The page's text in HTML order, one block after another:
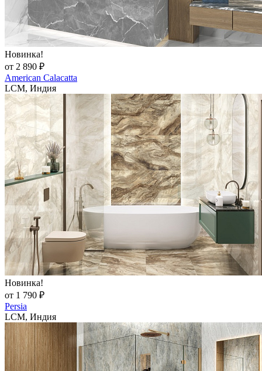
Новинка!
от 2 890 ₽
American Calacatta
LCM, Индия
Новинка!
от 1 790 ₽
Persia
LCM, Индия